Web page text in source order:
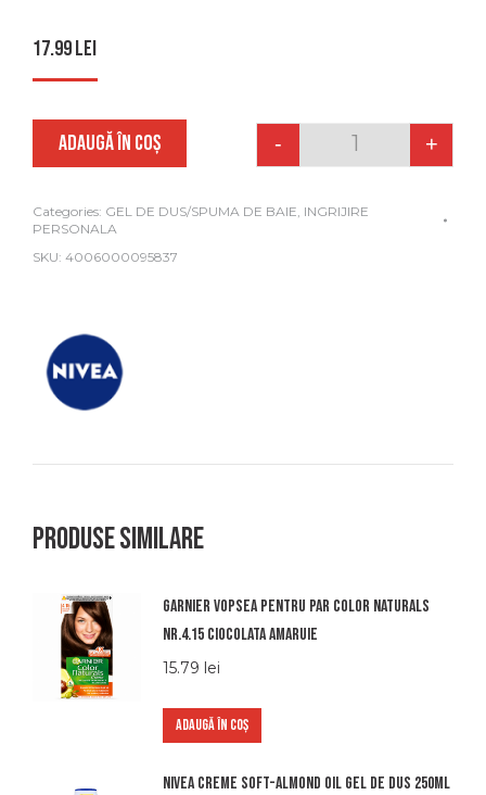
17.99lei
Quantity
- +
ADAUGĂ ÎN COȘ
Categories: GEL DE DUS/SPUMA DE BAIE INGRIJIRE
PERSONALA
SKU: 4006000095837
Produse similare
Garnier vopsea pentru par color naturals
nr.4.15 ciocolata amaruie
15.79 lei
ADAUGĂ ÎN COȘ
Nivea creme soft-almond oil gel de dus 250ml